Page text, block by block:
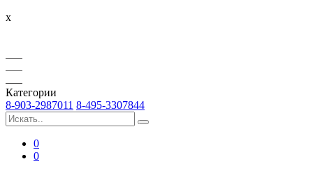
x
Категории
8-903-2987011 8-495-3307844
0
0